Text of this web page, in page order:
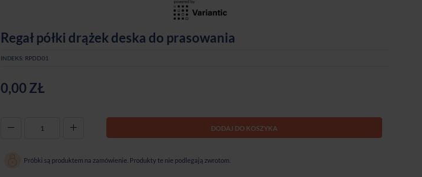
Regał półki drążek deska do prasowania
INDEKS: RPDD01
0,00 ZŁ
DODAJ DO KOSZYKA
Próbki są produktem na zamówienie. Produkty te nie podlegają zwrotom.